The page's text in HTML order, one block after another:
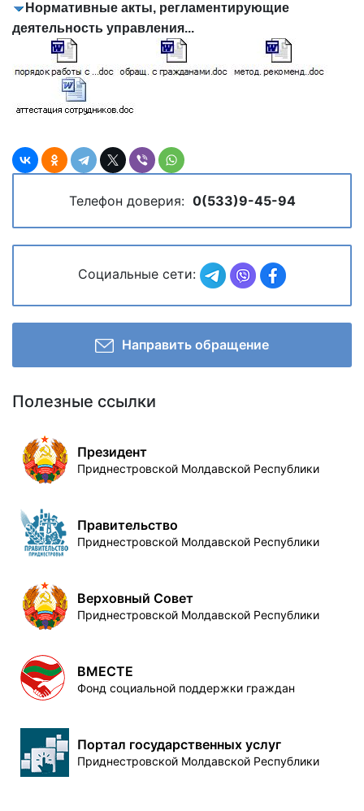
Нормативные акты, регламентирующие
деятельность управления...
Телефон доверия: 0(533)9-45-94
Социальные сети:
Направить обращение
Полезные ссылки
Президент
Приднестровской Молдавской Республики
Правительство
Приднестровской Молдавской Республики
Верховный Совет
Приднестровской Молдавской Республики
ВМЕСТЕ
Фонд социальной поддержки граждан
Портал государственных услуг
Приднестровской Молдавской Республики